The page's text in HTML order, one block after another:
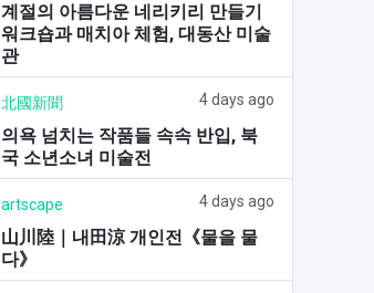
계절의 아름다운 네리키리 만들기
워크숍과 매치아 체험, 대동산 미술
관
北國新聞 4 days ago
의욕 넘치는 작품들 속속 반입, 북
국 소년소녀 미술전
artscape 4 days ago
山川陸｜내田涼 개인전《물을 물
다》